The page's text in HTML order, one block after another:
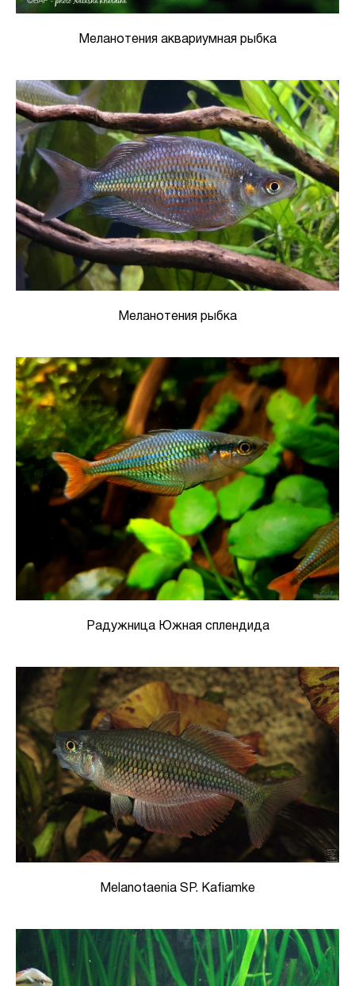
Меланотения аквариумная рыбка
Меланотения рыбка
Радужница Южная сплендида
Melanotaenia SP. Kafiamke